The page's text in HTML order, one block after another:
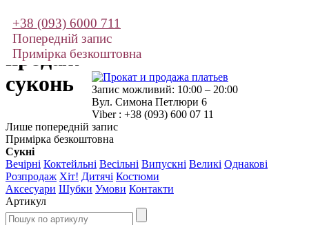
Прокат і
продаж
суконь
+38 (093) 6000 711
Попередній запис
Примірка безкоштовна
Запис можливий: 10:00 – 20:00
Вул. Симона Петлюри 6
Viber : +38 (093) 600 07 11
Лише попередній запис
Примірка безкоштовна
Сукні
Вечірні Коктейльні Весільні Випускні Великі Однакові
Розпродаж Хіт! Дитячі Костюми
Аксесуари Шубки Умови Контакти
Артикул